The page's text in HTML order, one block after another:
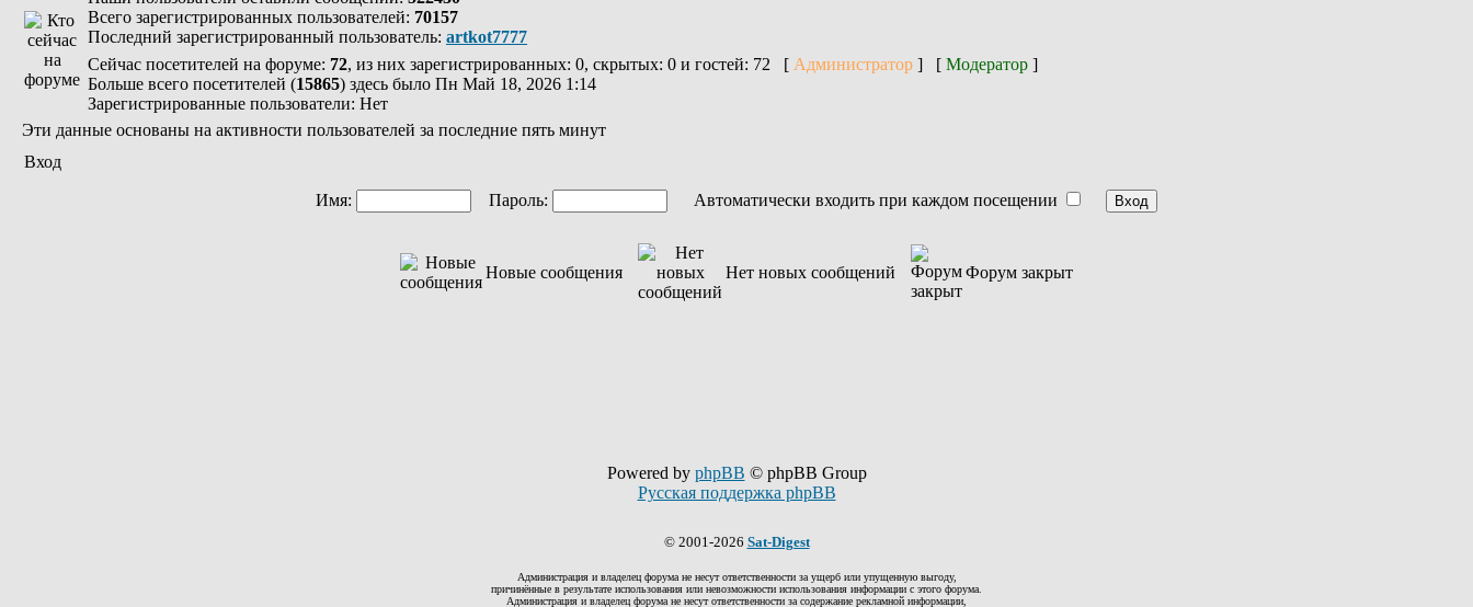
Всего зарегистрированных пользователей: 70157
Последний зарегистрированный пользователь: artkot7777
Сейчас посетителей на форуме: 72, из них зарегистрированных: 0, скрытых: 0 и гостей: 72 [ Администратор ] [ Модератор ]
Больше всего посетителей (15865) здесь было Пн Май 18, 2026 1:14
Зарегистрированные пользователи: Нет
Эти данные основаны на активности пользователей за последние пять минут
Вход
Имя: Пароль: Автоматически входить при каждом посещении
Новые сообщения Нет новых сообщений Форум закрыт
Powered by phpBB © phpBB Group
Русская поддержка phpBB
© 2001-2026 Sat-Digest
Администрация и владелец форума не несут ответственности за ущерб или упущенную выгоду,
причинённые в результате использования или невозможности использования информации с этого форума.
Администрация и владелец форума не несут ответственности за содержание рекламной информации,